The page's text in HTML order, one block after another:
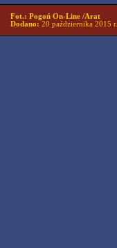
Fot.: Pogoń On-Line /Arat
Dodano: 20 października 2015 r.